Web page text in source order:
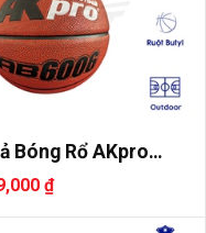
Bóng Rổ AKpro
Số ..
₫